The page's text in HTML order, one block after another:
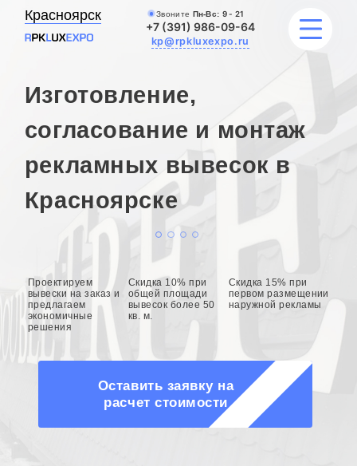
Красноярск Звоните Пн-Вс: 9 - 21
+7 (391) 986-09-64
kp@rpkluxexpo.ru
УСЛУГИ
НАШИ РАБОТЫ
АКЦИИ
О КОМПАНИИ
Изготовление,
согласование и монтаж
рекламных вывесок в
Красноярске
Проектируем
вывески на заказ и
предлагаем
экономичные
решения
Скидка 10% при
общей площади
вывесок более 50
кв. м.
Скидка 15% при
первом размещении
наружной рекламы
Оставить заявку на
расчет стоимости